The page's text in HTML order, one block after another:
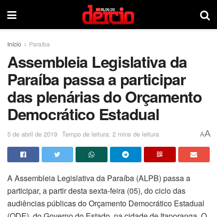
Início Paraíba
Assembleia Legislativa da
Paraíba passa a participar
das plenárias do Orçamento
Democrático Estadual
5 de abril de 2019 Tempo de leitura: 2 mins de leitura AA
A Assembleia Legislativa da Paraíba (ALPB) passa a
participar, a partir desta sexta-feira (05), do ciclo das
audiências públicas do Orçamento Democrático Estadual